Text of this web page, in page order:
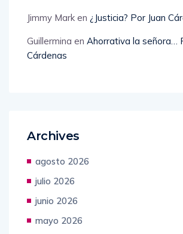
Jimmy Mark en ¿Justicia? Por Juan
Guillermina en Ahorrativa la señora…
Cárdenas
Archives
agosto 2026
julio 2026
junio 2026
mayo 2026